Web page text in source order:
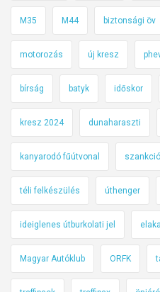
M35 M44 biztonsági öv
motorozás új kresz
bírság batyk időskor
kresz 2024 dunaharaszti
kanyarodó fűútvonal szankció
téli felkészülés úthenger
ideiglenes útburkolati jel
Magyar Autóklub ORFK